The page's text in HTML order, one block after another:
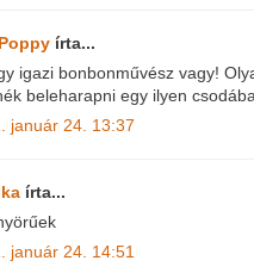
írta...
igazi bonbonművész vagy!
beleharapni egy ilyen
január 24. 13:37
írta...
január 24. 14:51